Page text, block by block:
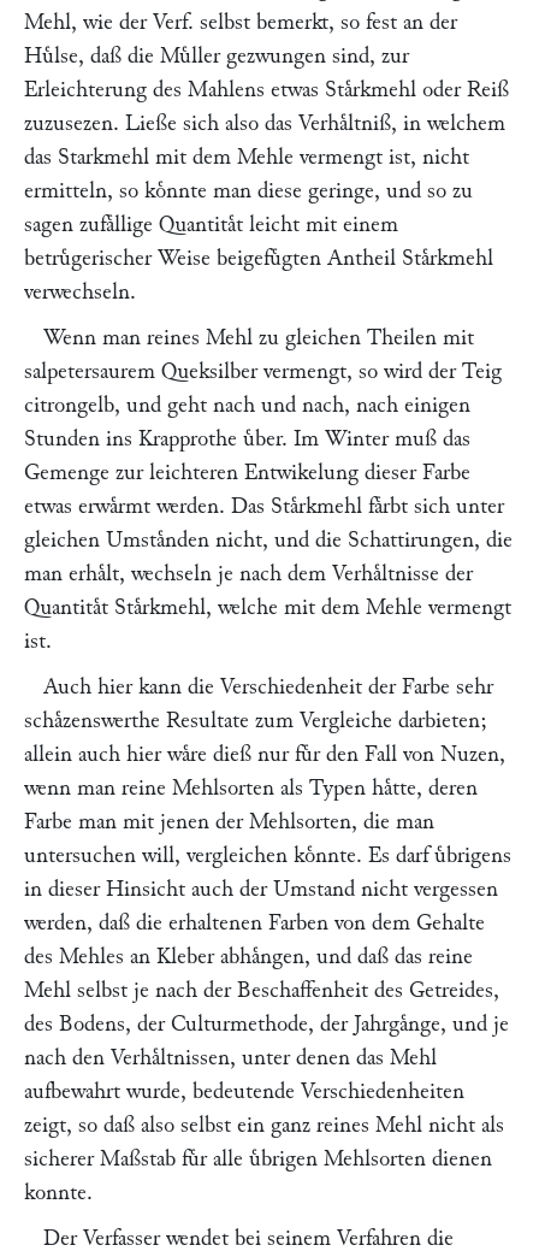
Mehl, wie der Verf. selbst bemerkt, so fest an der
Huͤlse, daß die Muͤller gezwungen sind, zur
Erleichterung des Mahlens etwas Staͤrkmehl oder Reiß
zuzusezen. Ließe sich also das Verhaͤltniß, in welchem
das Starkmehl mit dem Mehle vermengt ist, nicht
ermitteln, so koͤnnte man diese geringe, und so zu
sagen zufaͤllige Quantitaͤt leicht mit einem
betruͤgerischer Weise beigefuͤgten Antheil Staͤrkmehl
verwechseln.
Wenn man reines Mehl zu gleichen Theilen mit
salpetersaurem Queksilber vermengt, so wird der Teig
citrongelb, und geht nach und nach, nach einigen
Stunden ins Krapprothe uͤber. Im Winter muß das
Gemenge zur leichteren Entwikelung dieser Farbe
etwas erwaͤrmt werden. Das Staͤrkmehl faͤrbt sich unter
gleichen Umstaͤnden nicht, und die Schattirungen, die
man erhaͤlt, wechseln je nach dem Verhaͤltnisse der
Quantitaͤt Staͤrkmehl, welche mit dem Mehle vermengt
ist.
Auch hier kann die Verschiedenheit der Farbe sehr
schaͤzenswerthe Resultate zum Vergleiche darbieten;
allein auch hier waͤre dieß nur fuͤr den Fall von Nuzen,
wenn man reine Mehlsorten als Typen haͤtte, deren
Farbe man mit jenen der Mehlsorten, die man
untersuchen will, vergleichen koͤnnte. Es darf uͤbrigens
in dieser Hinsicht auch der Umstand nicht vergessen
werden, daß die erhaltenen Farben von dem Gehalte
des Mehles an Kleber abhaͤngen, und daß das reine
Mehl selbst je nach der Beschaffenheit des Getreides,
des Bodens, der Culturmethode, der Jahrgaͤnge, und je
nach den Verhaͤltnissen, unter denen das Mehl
aufbewahrt wurde, bedeutende Verschiedenheiten
zeigt, so daß also selbst ein ganz reines Mehl nicht als
sicherer Maßstab fuͤr alle uͤbrigen Mehlsorten dienen
konnte.
Der Verfasser wendet bei seinem Verfahren die